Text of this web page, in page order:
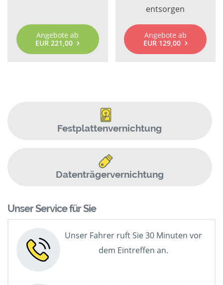
Angebote ab
EUR 221,00
entsorgen
Angebote ab
EUR 129,00
Festplattenvernichtung
Datenträgervernichtung
Unser Service für Sie
Unser Fahrer ruft Sie 30 Minuten vor
dem Eintreffen an.